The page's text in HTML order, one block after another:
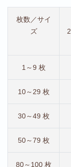
枚数／サイ
ズ
1～9 枚
10～29 枚
30～49 枚
50～79 枚
80～100 枚